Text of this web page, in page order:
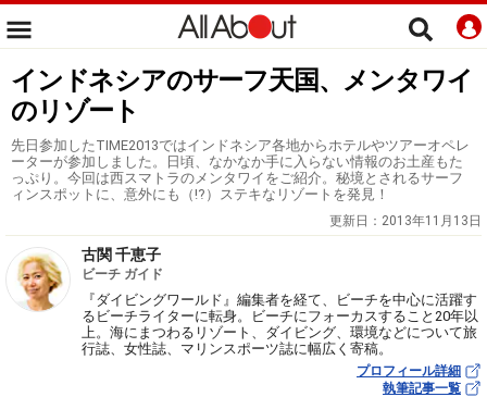
インドネシアのサーフ天国、メンタワイ
のリゾート
先日参加したTIME2013ではインドネシア各地からホテルやツアーオペレ
ーターが参加しました。日頃、なかなか手に入らない情報のお土産もた
っぷり。今回は西スマトラのメンタワイをご紹介。秘境とされるサーフ
ィンスポットに、意外にも（!?）ステキなリゾートを発見！
更新日： 2013年11月13日
古関 千恵子
ビーチ ガイド
『ダイビングワールド』編集者を経て、ビーチを中心に活躍す
るビーチライターに転身。ビーチにフォーカスすること20年以
上。海にまつわるリゾート、ダイビング、環境などについて旅
行誌、女性誌、マリンスポーツ誌に幅広く寄稿。
プロフィール詳細
執筆記事一覧